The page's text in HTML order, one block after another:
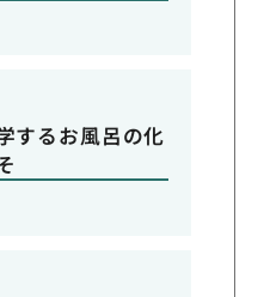
するお風呂の化